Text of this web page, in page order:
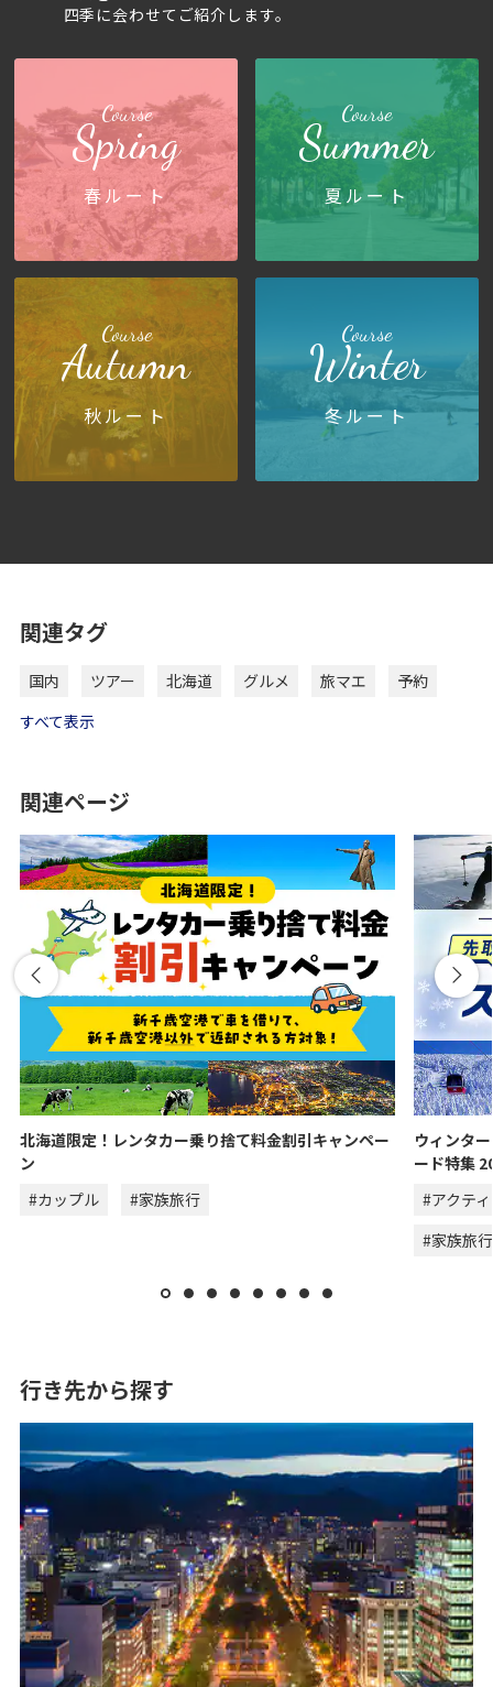
四季に会わせてご紹介します。
Course
Spring
春ルート
Course
Summer
夏ルート
Course
Autumn
秋ルート
Course
Winter
冬ルート
関連タグ
国内 ツアー 北海道 グルメ 旅マエ
予約
すべて表示
関連ページ
北海道限定！レンタカー乗り捨て料金割引キャンペー
ン
#カップル
#家族旅行
ウィンタ
ード特集
#アクテ
#家族旅行
行き先から探す